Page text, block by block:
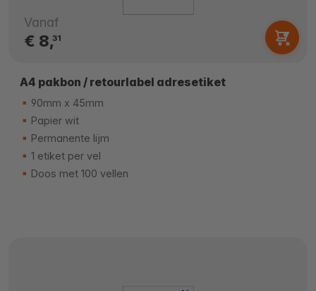
Vanaf
€ 8,31
A4 pakbon / retourlabel adresetiket
90mm x 45mm
Papier wit
Permanente lijm
1 etiket per vel
Doos met 100 vellen